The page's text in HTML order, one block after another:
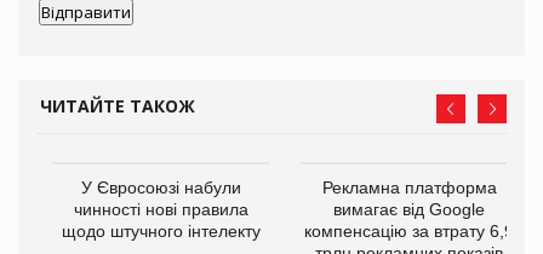
ЧИТАЙТЕ ТАКОЖ
У Євросоюзі набули
чинності нові правила
щодо штучного інтелекту
Рекламна платформа
вимагає від Google
компенсацію за втрату 6,9